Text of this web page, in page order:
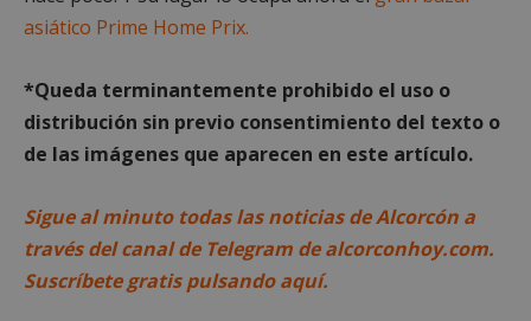
asiático Prime Home Prix.
*Queda terminantemente prohibido el uso o
distribución sin previo consentimiento del texto o
de las imágenes que aparecen en este artículo.
Sigue al minuto todas las noticias de Alcorcón a
través del canal de Telegram de alcorconhoy.com.
Suscríbete gratis pulsando aquí.
Cookies de funcionalidad
Las cookies estrictamente necesarias permiten la
funcionalidad principal del sitio web, como el
inicio de sesión de usuario y la gestión de cuentas.
El sitio web no se puede utilizar correctamente sin
las cookies estrictamente necesarias.
Nombre
Dominio
PHPSESSID
PHP.net
alcorconhoy.com
Sesión